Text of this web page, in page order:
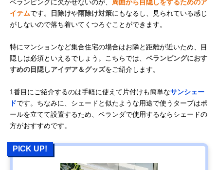
ベランピングに欠かせないのが、 周囲から目隠しをするためのア
イテムです。 日除けや雨除け対策にもなるし、見られている感じ
がしないので落ち着いてくつろぐことができます。
特にマンションなど集合住宅の場合はお隣と距離が近いため、目
隠しは必須といえるでしょう。こちらでは、 ベランピングにおす
すめの目隠しアイデア＆グッズをご紹介します。
1番目にご紹介するのは手軽に使えて片付けも簡単なサンシェー
ドです。ちなみに、シェードと似たような用途で使うタープはポ
ールを立てて設置するため、ベランダで使用するならシェードの
方がおすすめです。
PICK UP!